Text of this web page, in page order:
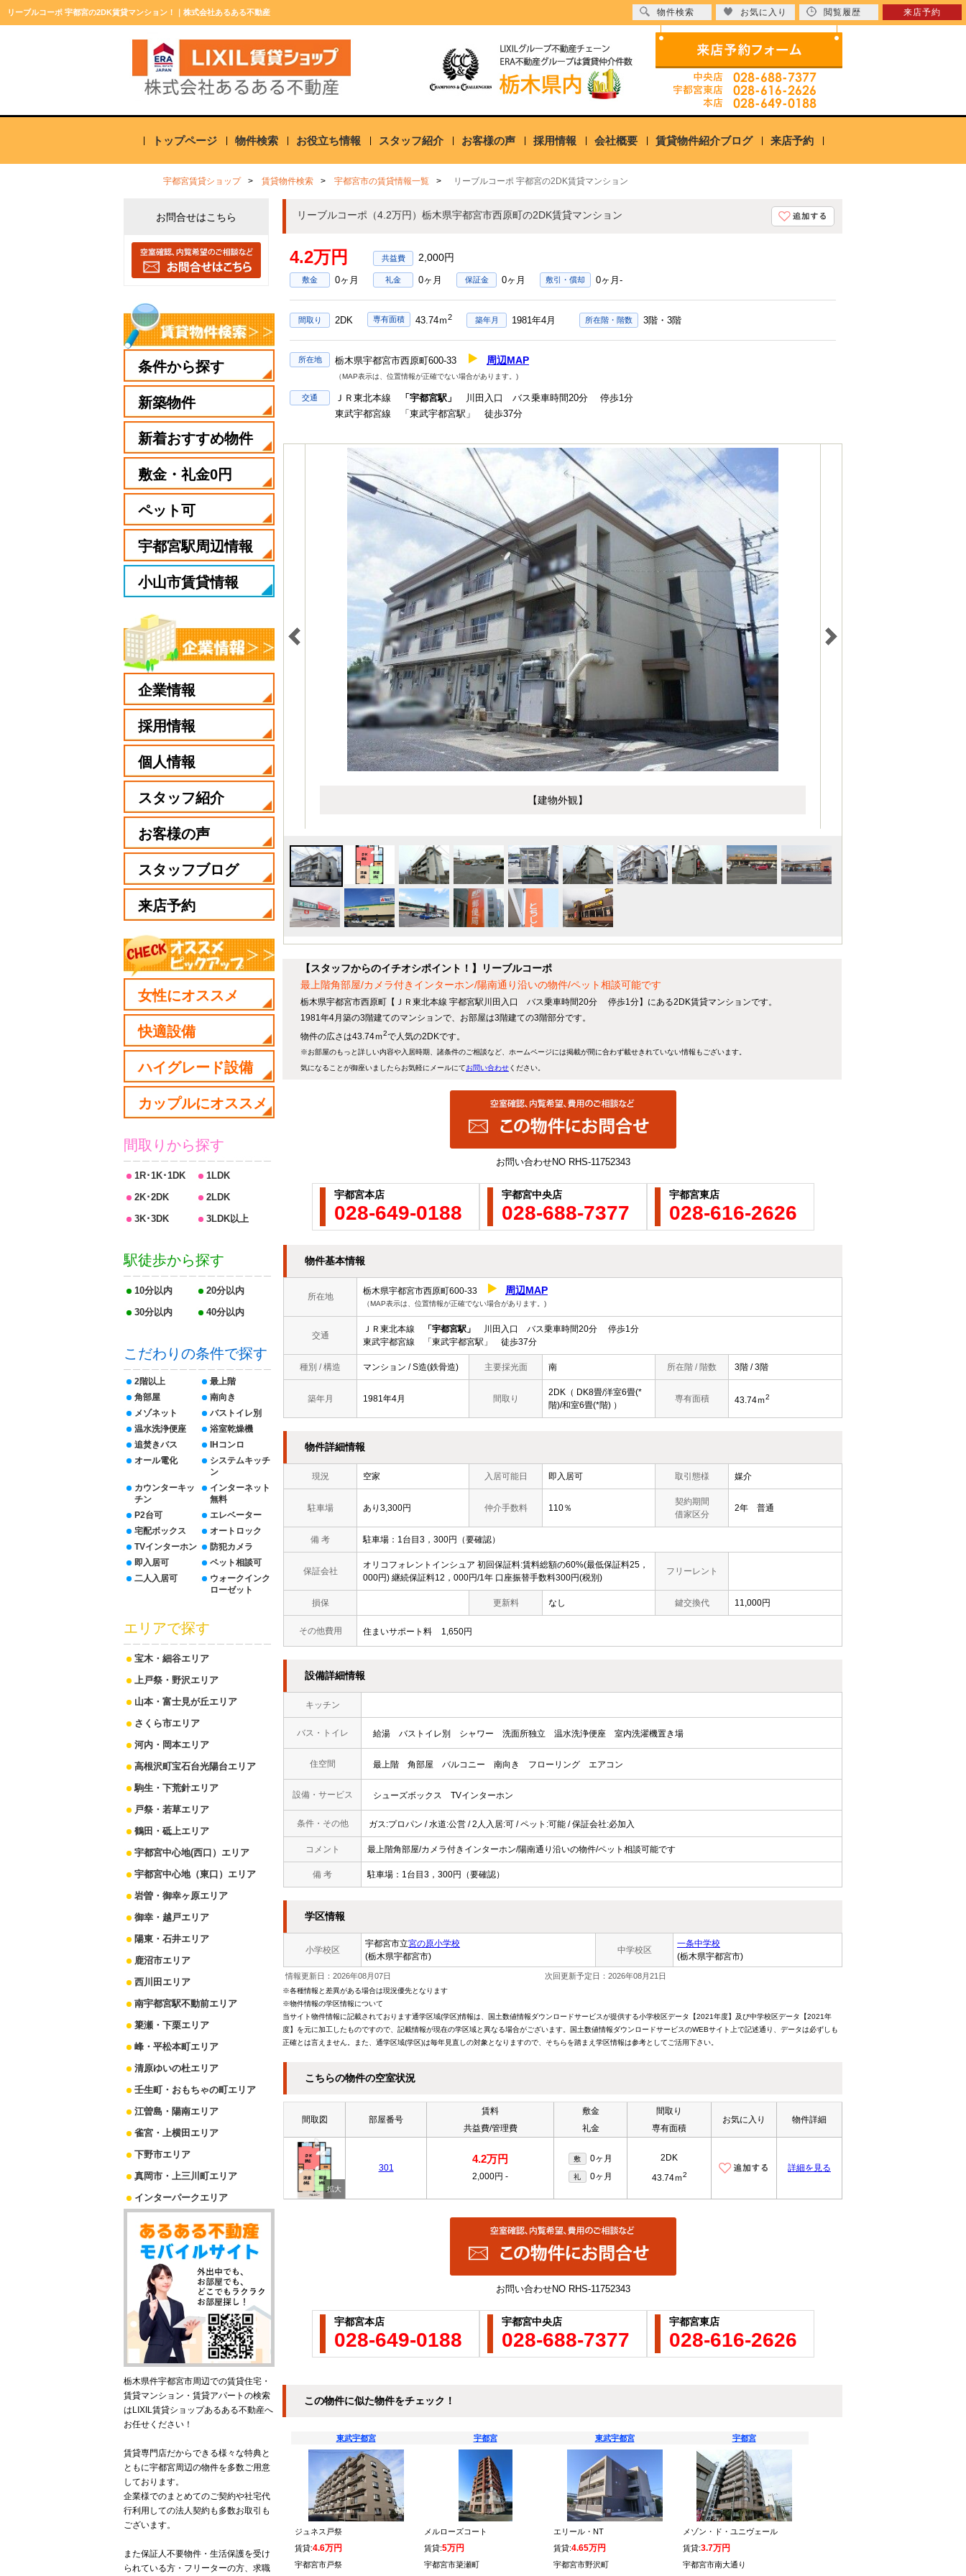
リーブルコーポ 宇都宮の2DK賃貸マンション！｜株式会社あるある不動産
トップページ 物件検索 お役立ち情報 スタッフ紹介 お客様の声 採用情報 会社概要 賃貸物件紹介ブログ 来店予約
物件検索 お気に入り 閲覧履歴 来店予約
宇都宮賃貸ショップ 賃貸物件検索 宇都宮市の賃貸情報一覧 リーブルコーポ 宇都宮の2DK賃貸マンション
リーブルコーポ（4.2万円）栃木県宇都宮市西原町の2DK賃貸マンション
4.2万円 2,000円
敷金 0ヶ月 礼金 0ヶ月 保証金 0ヶ月 敷引・償却 0ヶ月-
間取り 2DK 専有面積 43.74ｍ2 築年月 1981年4月 所在階・階数 3階・3階
所在地 栃木県宇都宮市西原町600-33 周辺MAP
（MAP表示は、位置情報が正確でない場合があります。)
交通 ＪＲ東北本線 「宇都宮駅」
川田入口 バス乗車時間20分 停歩1分
東武宇都宮線 「東武宇都宮駅」 徒歩37分
【建物外観】
【スタッフからのイチオシポイント！】リーブルコーポ
最上階角部屋/カメラ付きインターホン/陽南通り沿いの物件/ペット相談可能です
栃木県宇都宮市西原町【ＪＲ東北本線 宇都宮駅川田入口 バス乗車時間20分 停歩1分】にある2DK賃貸マンションです。
1981年4月築の3階建てのマンションで、お部屋は3階建ての3階部分です。
物件の広さは43.74ｍ2で人気の2DKです。
※お部屋のもっと詳しい内容や入居時期、諸条件のご相談など、ホームページには掲載が間に合わず載せきれていない情報もございます。
気になることが御座いましたらお気軽にメールにてお問い合わせください。
お問い合わせNO RHS-11752343
宇都宮本店
028-649-0188
宇都宮中央店
028-688-7377
宇都宮東店
028-616-2626
物件基本情報
所在地
栃木県宇都宮市西原町600-33 周辺MAP
（MAP表示は、位置情報が正確でない場合があります。)
交通
ＪＲ東北本線 「宇都宮駅」
川田入口 バス乗車時間20分 停歩1分
東武宇都宮線 「東武宇都宮駅」 徒歩37分
種別 / 構造 マンション / S造(鉄骨造) 主要採光面 南 所在階 / 階数 3階 / 3階
築年月 1981年4月 間取り
2DK（ DK8畳/洋室6畳(*
階)/和室6畳(*階) ）
専有面積 43.74ｍ2
物件詳細情報
現況 空家 入居可能日 即入居可 取引態様 媒介
駐車場 あり3,300円 仲介手数料 110％
契約期間
借家区分
2年 普通
備 考 駐車場：1台目3，300円（要確認）
保証会社
オリコフォレントインシュア 初回保証料:賃料総額の60%(最低保証料25，
000円) 継続保証料12，000円/1年 口座振替手数料300円(税別)
フリーレント
損保 更新料 なし 鍵交換代 11,000円
その他費用 住まいサポート料 1,650円
設備詳細情報
キッチン
バス・トイレ 給湯 バストイレ別 シャワー 洗面所独立 温水洗浄便座 室内洗濯機置き場
住空間 最上階 角部屋 バルコニー 南向き フローリング エアコン
設備・サービス シューズボックス TVインターホン
条件・その他 ガス:プロパン / 水道:公営 / 2人入居:可 / ペット:可能 / 保証会社:必加入
コメント 最上階角部屋/カメラ付きインターホン/陽南通り沿いの物件/ペット相談可能です
備 考 駐車場：1台目3，300円（要確認）
学区情報
小学校区
宇都宮市立宮の原小学校
(栃木県宇都宮市)
中学校区
一条中学校
(栃木県宇都宮市)
情報更新日：2026年08月07日 次回更新予定日：2026年08月21日
※各種情報と差異がある場合は現況優先となります
※物件情報の学区情報について
当サイト物件情報に記載されております通学区域(学区)情報は、国土数値情報ダウンロードサービスが提供する小学校区データ【2021年度】及び中学校区データ【2021年
度】を元に加工したものですので、記載情報が現在の学区域と異なる場合がございます。国土数値情報ダウンロードサービスのWEBサイト上で記述通り、データは必ずしも
正確とは言えません。また、通学区域(学区)は毎年見直しの対象となりますので、そちらを踏まえ学区情報は参考としてご活用下さい。
こちらの物件の空室状況
間取図 部屋番号
賃料
共益費/管理費
敷金
礼金
間取り
専有面積
お気に入り 物件詳細
301
4.2万円
2,000円 -
敷 0ヶ月
礼 0ヶ月
2DK
43.74ｍ2
詳細を見る
お問い合わせNO RHS-11752343
宇都宮本店
028-649-0188
宇都宮中央店
028-688-7377
宇都宮東店
028-616-2626
この物件に似た物件をチェック！
東武宇都宮
ジュネス戸祭
賃貸:4.6万円
宇都宮市戸祭
宇都宮
メルローズコート
賃貸:5万円
宇都宮市簗瀬町
東武宇都宮
エリール・NT
賃貸:4.65万円
宇都宮市野沢町
宇都宮
メゾン・ド・ユニヴェール
賃貸:3.7万円
宇都宮市南大通り
お問合せはこちら
条件から探す
新築物件
新着おすすめ物件
敷金・礼金0円
ペット可
宇都宮駅周辺情報
小山市賃貸情報
企業情報
採用情報
個人情報
スタッフ紹介
お客様の声
スタッフブログ
来店予約
女性にオススメ
快適設備
ハイグレード設備
カップルにオススメ
間取りから探す
1R･1K･1DK
1LDK
2K･2DK
2LDK
3K･3DK
3LDK以上
駅徒歩から探す
10分以内
20分以内
30分以内
40分以内
こだわりの条件で探す
2階以上
最上階
角部屋
南向き
メゾネット
バストイレ別
温水洗浄便座
浴室乾燥機
追焚きバス
IHコンロ
オール電化
システムキッチ
ン
カウンターキッ
チン
インターネット
無料
P2台可
エレベーター
宅配ボックス
オートロック
TVインターホン
防犯カメラ
即入居可
ペット相談可
二人入居可
ウォークインク
ローゼット
エリアで探す
宝木・細谷エリア
上戸祭・野沢エリア
山本・富士見が丘エリア
さくら市エリア
河内・岡本エリア
高根沢町宝石台光陽台エリア
駒生・下荒針エリア
戸祭・若草エリア
鶴田・砥上エリア
宇都宮中心地(西口）エリア
宇都宮中心地（東口）エリア
岩曽・御幸ヶ原エリア
御幸・越戸エリア
陽東・石井エリア
鹿沼市エリア
西川田エリア
南宇都宮駅不動前エリア
簗瀬・下栗エリア
峰・平松本町エリア
清原ゆいの杜エリア
壬生町・おもちゃの町エリア
江曽島・陽南エリア
雀宮・上横田エリア
下野市エリア
真岡市・上三川町エリア
インターパークエリア
栃木県件宇都宮市周辺での賃貸住宅・
賃貸マンション・賃貸アパートの検索
はLIXIL賃貸ショップあるある不動産へ
お任せください！
賃貸専門店だからできる様々な特典と
ともに宇都宮周辺の物件を多数ご用意
しております。
企業様でのまとめてのご契約や社宅代
行利用しての法人契約も多数お取引も
ございます。
また保証人不要物件・生活保護を受け
られている方・フリーターの方、求職